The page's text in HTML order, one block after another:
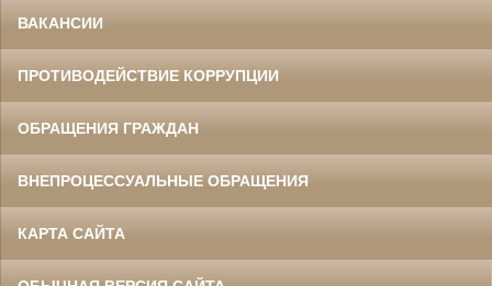
ВАКАНСИИ
ПРОТИВОДЕЙСТВИЕ КОРРУПЦИИ
ОБРАЩЕНИЯ ГРАЖДАН
ВНЕПРОЦЕССУАЛЬНЫЕ ОБРАЩЕНИЯ
КАРТА САЙТА